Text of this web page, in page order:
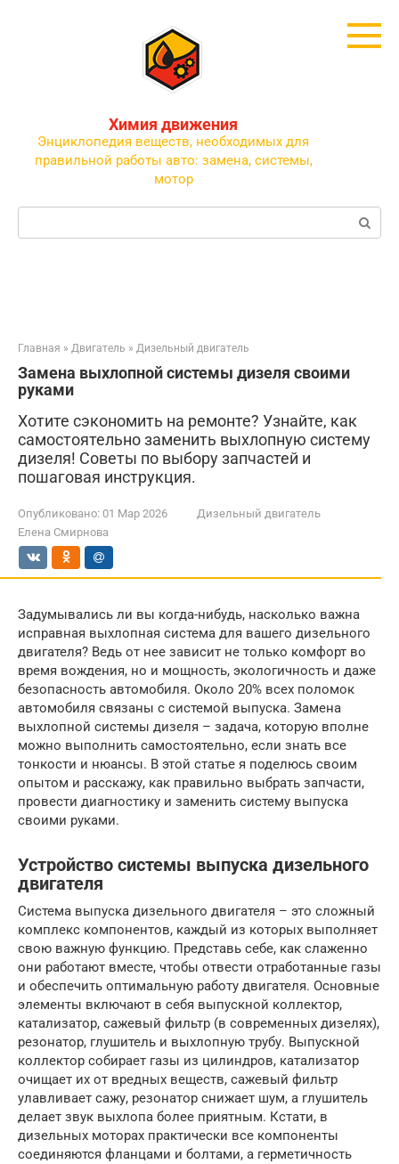
Химия движения
Энциклопедия веществ, необходимых для
правильной работы авто: замена, системы,
мотор
Поиск:
Главная » Двигатель » Дизельный двигатель
Замена выхлопной системы дизеля своими
руками
Хотите сэкономить на ремонте? Узнайте, как
самостоятельно заменить выхлопную систему
дизеля! Советы по выбору запчастей и
пошаговая инструкция.
Опубликовано: 01 Мар 2026
Дизельный двигатель
Елена Смирнова
Задумывались ли вы когда-нибудь, насколько важна
исправная выхлопная система для вашего дизельного
двигателя? Ведь от нее зависит не только комфорт во
время вождения, но и мощность, экологичность и даже
безопасность автомобиля. Около 20% всех поломок
автомобиля связаны с системой выпуска. Замена
выхлопной системы дизеля – задача, которую вполне
можно выполнить самостоятельно, если знать все
тонкости и нюансы. В этой статье я поделюсь своим
опытом и расскажу, как правильно выбрать запчасти,
провести диагностику и заменить систему выпуска
своими руками.
Устройство системы выпуска дизельного
двигателя
Система выпуска дизельного двигателя – это сложный
комплекс компонентов, каждый из которых выполняет
свою важную функцию. Представь себе, как слаженно
они работают вместе, чтобы отвести отработанные газы
и обеспечить оптимальную работу двигателя. Основные
элементы включают в себя выпускной коллектор,
катализатор, сажевый фильтр (в современных дизелях),
резонатор, глушитель и выхлопную трубу. Выпускной
коллектор собирает газы из цилиндров, катализатор
очищает их от вредных веществ, сажевый фильтр
улавливает сажу, резонатор снижает шум, а глушитель
делает звук выхлопа более приятным. Кстати, в
дизельных моторах практически все компоненты
соединяются фланцами и болтами, а герметичность